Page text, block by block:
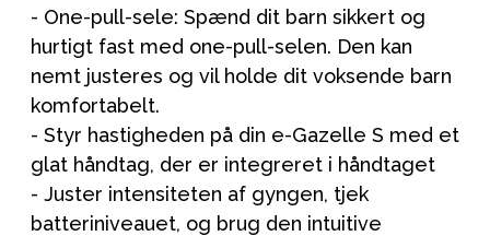
- One-pull-sele: Spænd dit barn sikkert og
hurtigt fast med one-pull-selen. Den kan
nemt justeres og vil holde dit voksende barn
komfortabelt.
- Styr hastigheden på din e-Gazelle S med et
glat håndtag, der er integreret i håndtaget
- Juster intensiteten af gyngen, tjek
batteriniveauet, og brug den intuitive